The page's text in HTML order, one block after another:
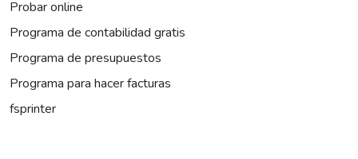
Probar online
Programa de contabilidad gratis
Programa de presupuestos
Programa para hacer facturas
fsprinter